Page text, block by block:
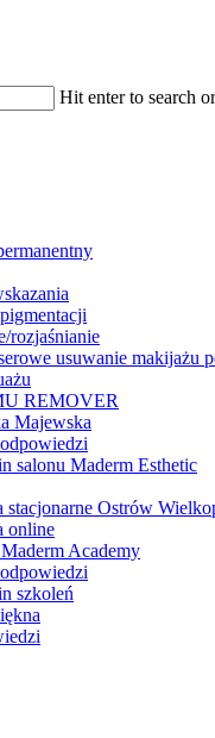
Hit enter to search
rozjaśnianie
usuwanie makijażu
REMOVER
Majewska
salonu Maderm Esthetic
stacjonarne Ostrów
online
Academy
szkoleń